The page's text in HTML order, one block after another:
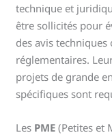
technique et
être sollicités pour
des avis
réglementaires.
projets de grande
spécifiques sont
Les PME (Petites et